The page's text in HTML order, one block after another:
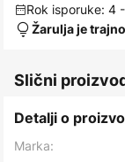
Rok isporuke: 4
Žarulja je trajno
Slični
Detalji o
Marka: